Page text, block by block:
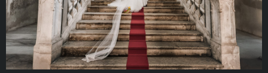
Esplora iReal Wedding